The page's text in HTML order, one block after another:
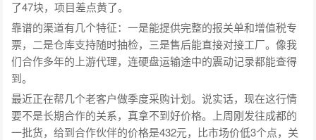
了47块，项目差点黄了。
靠谱的渠道有几个特征：一是能提供完整的报关单和增值税专
票，二是仓库支持随时抽检，三是售后能直接对接工厂。像我
们合作多年的上游代理，连硬盘运输途中的震动记录都能查得
到。
最近正在帮几个老客户做季度采购计划。说实话，现在这行情
要不是长期合作的关系，真拿不到好价格。上周刚发往成都的
一批货，给到合作伙伴的价格是432元，比市场价低3个点，关